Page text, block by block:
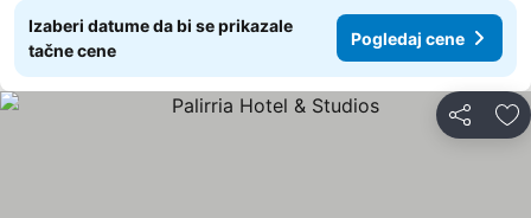
Izaberi datume da bi se prikazale
tačne cene
Pogledaj cene
Deli